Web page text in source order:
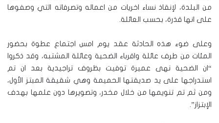
من البلدة، لإنقاذ نساء اخريات من اعماله وتصرفاته التي وصفوها
على انها قذرة، بحسب العائلة.
وعلى ضوء هذه الحادثة عقد يوم امس اجتماع عطوة بحضور
المئات من طرف عائلة واقرباء الضحية وعائلة المشتبه، وقد ذكروا
“ان الضحية نهى عميرة توفيت بظروف تراجيدية بعد ان تم
استدراجها على يد صديقتها الحميمة وهي شقيقة المبتز الأول،
ومن ثم تم تنويمها من خلال مخدر، وتصويرها دون علمها بهدف
الإبتزاز”.